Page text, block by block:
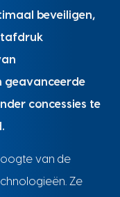
beveiligen,
geavanceerde
concessies te
van de
Ze